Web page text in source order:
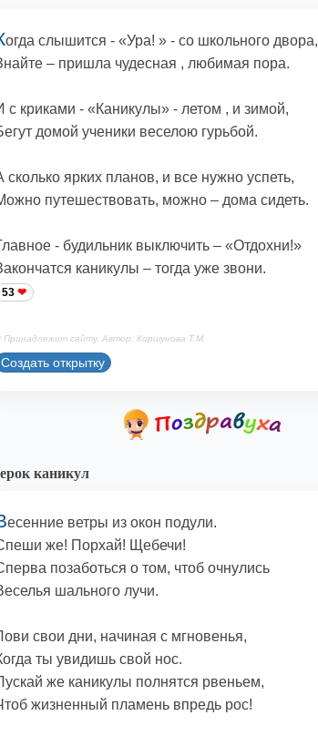
огда слышится - «Ура! » - со школьного двора,
– пришла чудесная , любимая пора.
с криками - «Каникулы» - летом , и зимой,
домой ученики веселою гурьбой.
сколько ярких планов, и все нужно успеть,
путешествовать, можно – дома сидеть.
- будильник выключить – «Отдохни!»
каникулы – тогда уже звони.
53
Принадлежит сайту. Автор: Коршунова Т.М.
Создать открытку
каникул
есенние ветры из окон подули.
же! Порхай! Щебечи!
позаботься о том, чтоб очнулись
шального лучи.
свои дни, начиная с мгновенья,
ты увидишь свой нос.
же каникулы полнятся рвеньем,
жизненный пламень впредь рос!